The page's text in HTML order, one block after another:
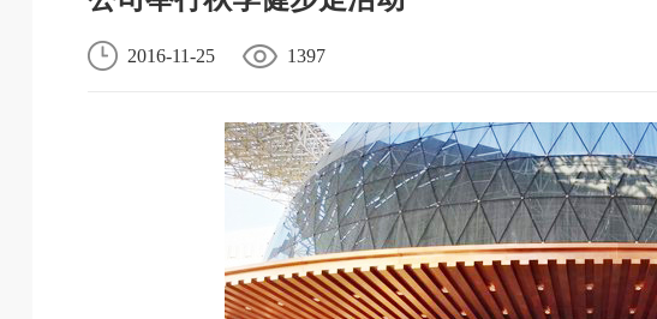
2016-11-25 1397